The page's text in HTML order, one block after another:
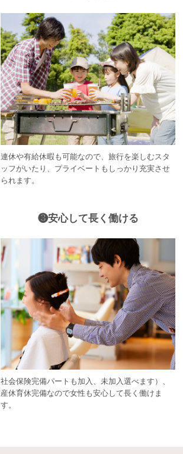
連休や有給休暇も可能なので、旅行を楽しむスタ
ッフがいたり、プライベートもしっかり充実させ
られます。
❸安心して長く働ける
社会保険完備パートも加入、未加入選べます）、
産休育休完備なので女性も安心して長く働けま
す。